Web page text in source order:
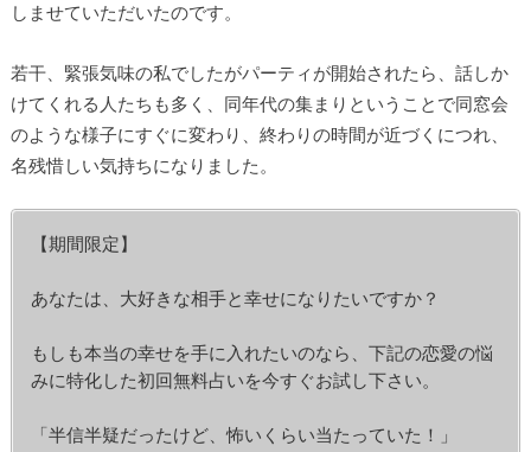
しませていただいたのです。
若干、緊張気味の私でしたがパーティが開始されたら、話しか
けてくれる人たちも多く、同年代の集まりということで同窓会
のような様子にすぐに変わり、終わりの時間が近づくにつれ、
名残惜しい気持ちになりました。
【期間限定】
あなたは、大好きな相手と幸せになりたいですか？
もしも本当の幸せを手に入れたいのなら、下記の恋愛の悩
みに特化した初回無料占いを今すぐお試し下さい。
「半信半疑だったけど、怖いくらい当たっていた！」